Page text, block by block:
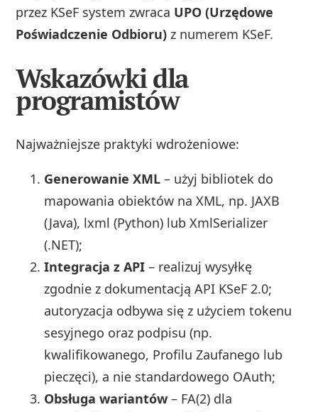
przez KSeF system zwraca UPO (Urzędowe
Poświadczenie Odbioru) z numerem KSeF.
Wskazówki dla
programistów
Najważniejsze praktyki wdrożeniowe:
Generowanie XML – użyj bibliotek do
mapowania obiektów na XML, np. JAXB
(Java), lxml (Python) lub XmlSerializer
(.NET);
Integracja z API – realizuj wysyłkę
zgodnie z dokumentacją API KSeF 2.0;
autoryzacja odbywa się z użyciem tokenu
sesyjnego oraz podpisu (np.
kwalifikowanego, Profilu Zaufanego lub
pieczęci), a nie standardowego OAuth;
Obsługa wariantów – FA(2) dla